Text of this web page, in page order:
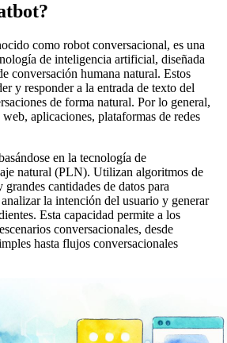
como robot conversacional, es una
de inteligencia artificial, diseñada
conversación humana natural. Estos
y responder a la entrada de texto del
de forma natural. Por lo general,
aplicaciones, plataformas de redes
en la tecnología de
natural (PLN). Utilizan algoritmos de
cantidades de datos para
la intención del usuario y generar
Esta capacidad permite a los
conversacionales, desde
hasta flujos conversacionales